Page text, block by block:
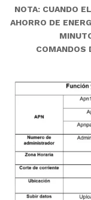
NOTA: CUANDO
AHORRO DE
COMANDOS